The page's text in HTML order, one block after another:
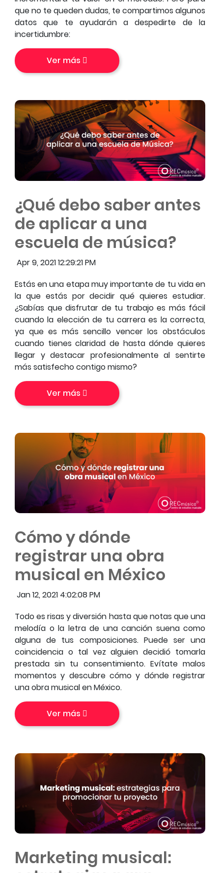
que no te queden dudas, te compartimos algunos
datos que te ayudarán a despedirte de la
incertidumbre:
Ver más
¿Qué debo saber antes
de aplicar a una
escuela de música?
Apr 9, 2021 12:29:21 PM
Estás en una etapa muy importante de tu vida en
la que estás por decidir qué quieres estudiar.
¿Sabías que disfrutar de tu trabajo es más fácil
cuando la elección de tu carrera es la correcta,
ya que es más sencillo vencer los obstáculos
cuando tienes claridad de hasta dónde quieres
llegar y destacar profesionalmente al sentirte
más satisfecho contigo mismo?
Ver más
Cómo y dónde
registrar una obra
musical en México
Jan 12, 2021 4:02:08 PM
Todo es risas y diversión hasta que notas que una
melodía o la letra de una canción suena como
alguna de tus composiciones. Puede ser una
coincidencia o tal vez alguien decidió tomarla
prestada sin tu consentimiento. Evítate malos
momentos y descubre cómo y dónde registrar
una obra musical en México.
Ver más
Marketing musical: